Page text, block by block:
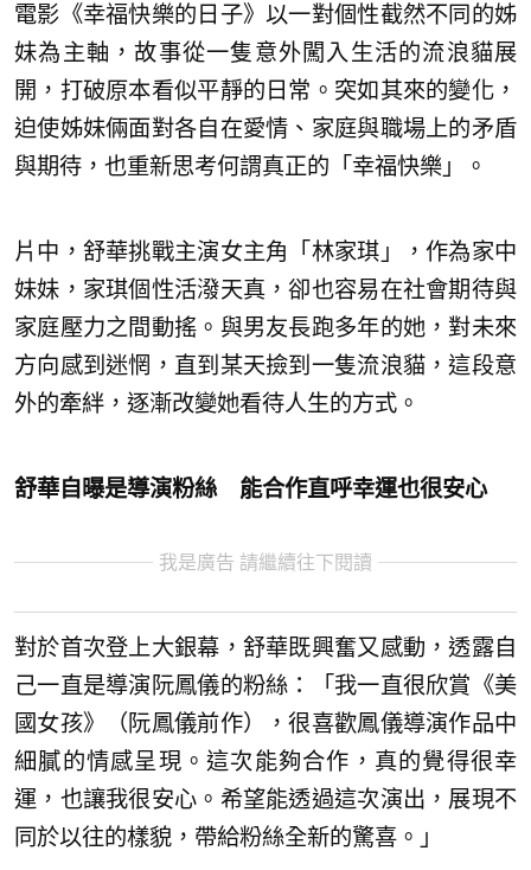
電影《幸福快樂的日子》以一對個性截然不同的姊
妹為主軸，故事從一隻意外闖入生活的流浪貓展
開，打破原本看似平靜的日常。突如其來的變化，
迫使姊妹倆面對各自在愛情、家庭與職場上的矛盾
與期待，也重新思考何謂真正的「幸福快樂」。
片中，舒華挑戰主演女主角「林家琪」，作為家中
妹妹，家琪個性活潑天真，卻也容易在社會期待與
家庭壓力之間動搖。與男友長跑多年的她，對未來
方向感到迷惘，直到某天撿到一隻流浪貓，這段意
外的牽絆，逐漸改變她看待人生的方式。
舒華自曝是導演粉絲 能合作直呼幸運也很安心
我是廣告 請繼續往下閱讀
對於首次登上大銀幕，舒華既興奮又感動，透露自
己一直是導演阮鳳儀的粉絲：「我一直很欣賞《美
國女孩》（阮鳳儀前作），很喜歡鳳儀導演作品中
細膩的情感呈現。這次能夠合作，真的覺得很幸
運，也讓我很安心。希望能透過這次演出，展現不
同於以往的樣貌，帶給粉絲全新的驚喜。」